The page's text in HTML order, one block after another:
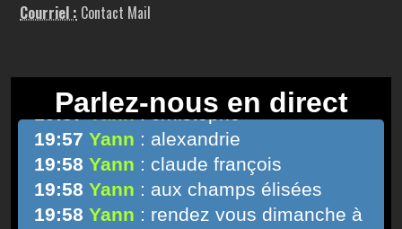
Courriel : Contact Mail